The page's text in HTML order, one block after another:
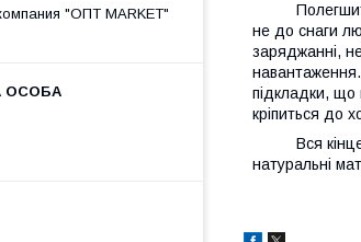
Полегшити
не до снаги
заряджанні,
підкладки, що
кріпиться до
Вся кінцева
натуральні
"ОПТ MARKET"